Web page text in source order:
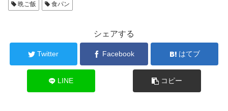
晩ご飯
食パン
シェアする
Twitter Facebook はてブ
LINE コピー